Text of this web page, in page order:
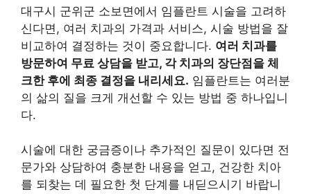
대구시 군위군 소보면에서 임플란트 시술을 고려하
신다면, 여러 치과의 가격과 서비스, 시술 방법을 잘
비교하여 결정하는 것이 중요합니다. 여러 치과를
방문하여 무료 상담을 받고, 각 치과의 장단점을 체
크한 후에 최종 결정을 내리세요. 임플란트는 여러분
의 삶의 질을 크게 개선할 수 있는 방법 중 하나입니
다.
시술에 대한 궁금증이나 추가적인 질문이 있다면 전
문가와 상담하여 충분한 내용을 얻고, 건강한 치아
를 되찾는 데 필요한 첫 단계를 내딛으시기 바랍니